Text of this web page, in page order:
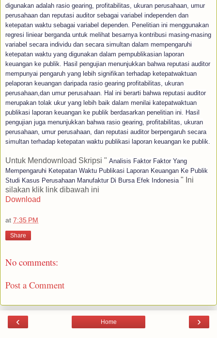
digunakan adalah rasio gearing, profitabilitas, ukuran perusahaan, umur
perusahaan dan reputasi auditor sebagai variabel independen dan
ketepatan waktu sebagai variabel dependen. Penelitian ini menggunakan
regresi liniear berganda untuk melihat besarnya kontribusi masing-masing
variabel secara individu dan secara simultan dalam mempengaruhi
ketepatan waktu yang digunakan dalam pempublikasian laporan
keuangan ke publik. Hasil pengujian menunjukkan bahwa reputasi auditor
mempunyai pengaruh yang lebih signifikan terhadap ketepatwaktuan
pelaporan keuangan daripada rasio gearing profitabilitas, ukuran
perusahaan,dan umur perusahaan. Hal ini berarti bahwa reputasi auditor
merupakan tolak ukur yang lebih baik dalam menilai katepatwaktuan
publikasi laporan keuangan ke publik berdasarkan penelitian ini. Hasil
pengujian juga menunjukkan bahwa rasio gearing, profitabilitas, ukuran
perusahaan, umur perusahaan, dan reputasi auditor berpengaruh secara
simultan terhadap ketepatan waktu publikasi laporan keuangan ke publik.
Untuk Mendownload Skripsi " Analisis Faktor Faktor Yang
Mempengaruhi Ketepatan Waktu Publikasi Laporan Keuangan Ke Publik
Studi Kasus Perusahaan Manufaktur Di Bursa Efek Indonesia " Ini
silakan klik link dibawah ini
Download
at 7:35 PM
Share
No comments:
Post a Comment
‹ ›
Home